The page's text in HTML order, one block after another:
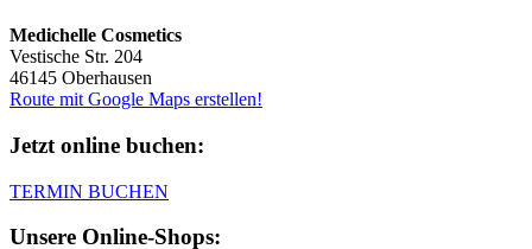
Medichelle Cosmetics
Vestische Str. 204
46145 Oberhausen
Route mit Google Maps erstellen!
Jetzt online buchen:
TERMIN BUCHEN
Unsere Online-Shops: